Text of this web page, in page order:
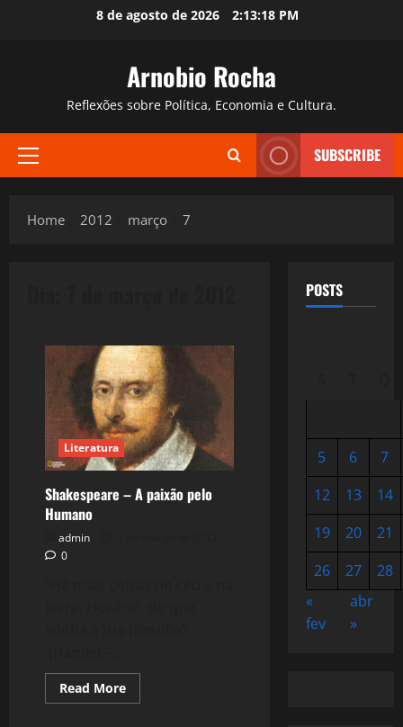
8 de agosto de 2026 2:13:19 PM
Arnobio Rocha
Reflexões sobre Política, Economia e Cultura.
Primary
SUBSCRIBE
Home 2012 março 7
Literatura
Shakespeare – A paixão pelo
Humano
admin
0
Read MoreRead
more
POSTS
5 6
7
12
13
14
19
20
21
26
27
28
«
fev
abr
»